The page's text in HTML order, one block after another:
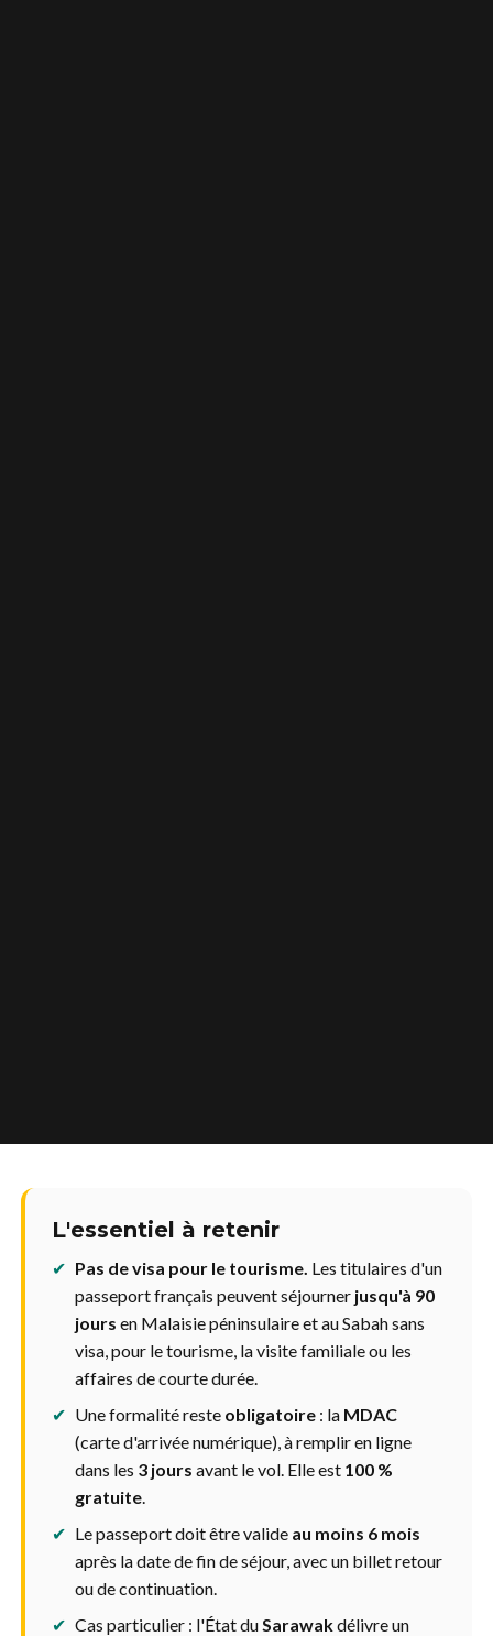
L'essentiel à retenir
✔ Pas de visa pour le tourisme. Les titulaires d'un
passeport français peuvent séjourner jusqu'à 90
jours en Malaisie péninsulaire et au Sabah sans
visa, pour le tourisme, la visite familiale ou les
affaires de courte durée.
✔ Une formalité reste obligatoire : la MDAC
(carte d'arrivée numérique), à remplir en ligne
dans les 3 jours avant le vol. Elle est 100 %
gratuite
✔ Le passeport doit être valide au moins 6 mois
après la date de fin de séjour, avec un billet retour
ou de continuation.
✔ Cas particulier : l'État du Sarawakdélivre un